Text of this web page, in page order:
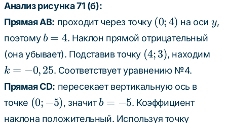
Анализ рисунка 71 (б):
Прямая AB: проходит через точку (0;
4)
(0;4) на оси y
y,
поэтому b
=
4
b = 4. Наклон прямой отрицательный
(она убывает). Подставив точку (4;
3)
(4;3), находим
k = −0,25. Соответствует уравнению №4.
Прямая CD: пересекает вертикальную ось в
точке (0;
-5)
(0; −5), значитb
=
b = −5. Коэффициент
наклона положительный. Используя точку(-5;